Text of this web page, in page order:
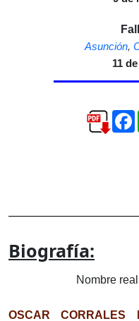
Asunción,
11
Biografía:
Nombre
OSCAR CORRALES